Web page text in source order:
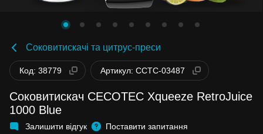
Соковитискачі та цитрус-преси
Код: 38779 Артикул: CCTC-03487
Соковитискач CECOTEC Xqueeze RetroJuice
1000 Blue
Залишити відгук Поставити запитання